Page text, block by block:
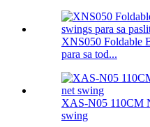
XNS050 Foldable
para sa tod...
XAS-N05 110CM
swing